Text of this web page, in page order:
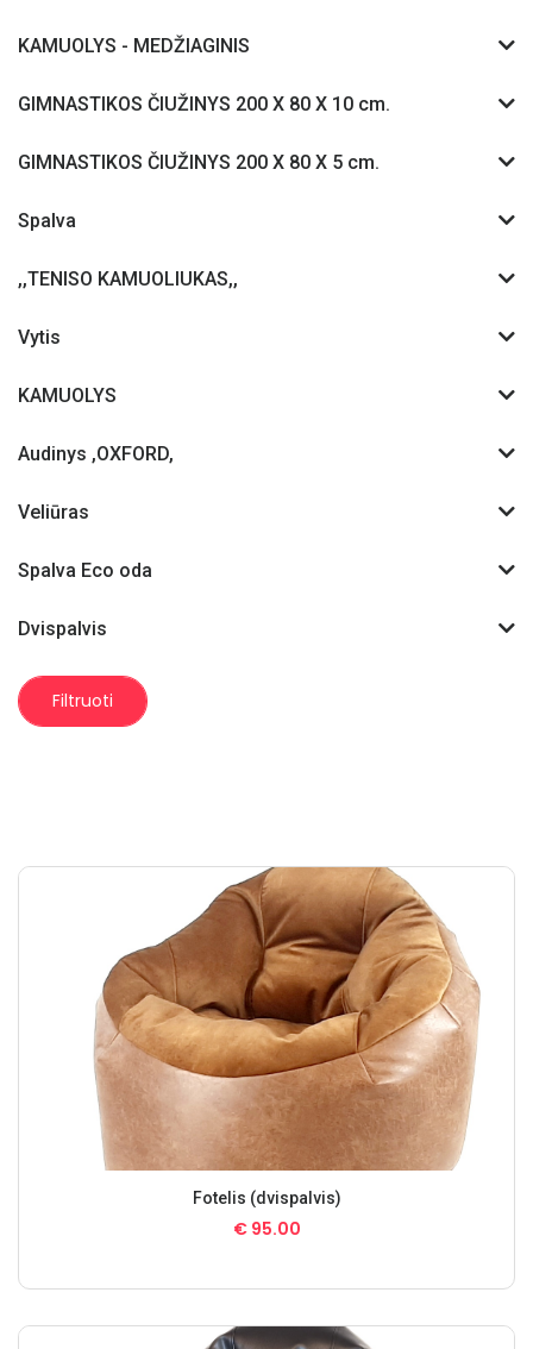
KAMUOLYS - MEDŽIAGINIS
GIMNASTIKOS ČIUŽINYS 200 X 80 X 10 cm.
GIMNASTIKOS ČIUŽINYS 200 X 80 X 5 cm.
Spalva
,,TENISO KAMUOLIUKAS,,
Vytis
KAMUOLYS
Audinys ,OXFORD,
Veliūras
Spalva Eco oda
Dvispalvis
Filtruoti
Fotelis (dvispalvis)
€ 95.00